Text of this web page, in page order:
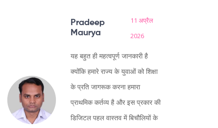
Pradeep
Maurya
11 अप्रैल
2026
यह बहुत ही महत्वपूर्ण जानकारी है
क्योंकि हमारे राज्य के युवाओं को शिक्षा
के प्रति जागरूक करना हमारा
प्राथमिक कर्तव्य है और इस प्रकार की
डिजिटल पहल वास्तव में बिचौलियों के